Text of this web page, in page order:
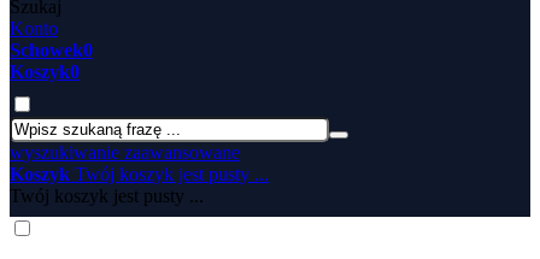
Szukaj
Konto
Schowek0
Koszyk0
wyszukiwanie zaawansowane
Koszyk Twój koszyk jest pusty ...
Twój koszyk jest pusty ...